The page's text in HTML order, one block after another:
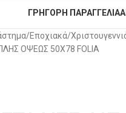
ΓΡΗΓΟΡΗ ΠΑΡΑΓΓΕΛΙΑ
Εποχιακά
ΟΨΕΩΣ 50Χ78 FOLIA